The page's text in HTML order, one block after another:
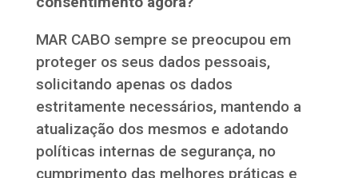
MAR CABO sempre se preocupou em
proteger os seus dados pessoais,
solicitando apenas os dados
estritamente necessários, mantendo a
atualização dos mesmos e adotando
políticas internas de segurança, no
cumprimento das melhores práticas e